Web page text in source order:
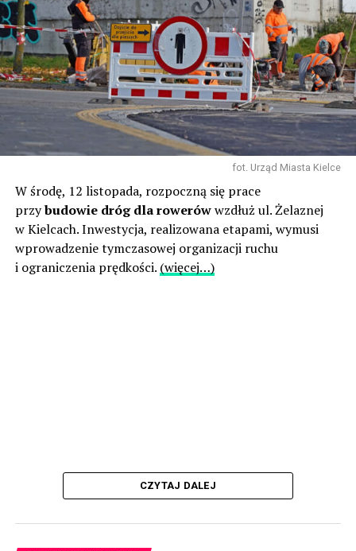
fot. Urząd Miasta Kielce
W środę, 12 listopada, rozpoczną się prace
przybudowie dróg dla rowerówwzdłuż ul. Żelaznej
w Kielcach. Inwestycja, realizowana etapami, wymusi
wprowadzenie tymczasowej organizacji ruchu
i ograniczenia prędkości. (więcej…)
CZYTAJ DALEJ